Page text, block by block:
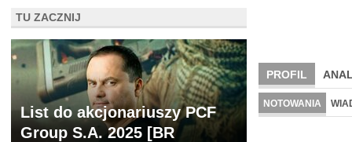
PROFIL
WYCENA BR
NOTOWANIA
TU ZACZNIJ
List do akcjonariuszy PCF
Group S.A. 2025 [BR